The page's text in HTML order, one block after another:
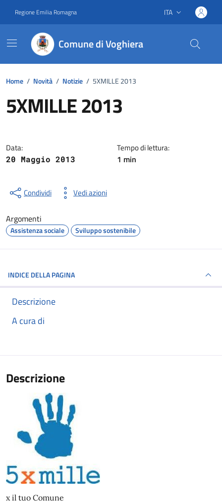
Regione Emilia Romagna Lingua attiva:
ITA
Comune di Voghiera
Home / Novità / Notizie / 5XMILLE 2013
5XMILLE 2013
Data:
20 Maggio 2013
Tempo di lettura:
1 min
Condividi Vedi azioni
Argomenti
Assistenza sociale Sviluppo sostenibile
INDICE DELLA PAGINA
Descrizione
A cura di
Descrizione
x il tuo Comune